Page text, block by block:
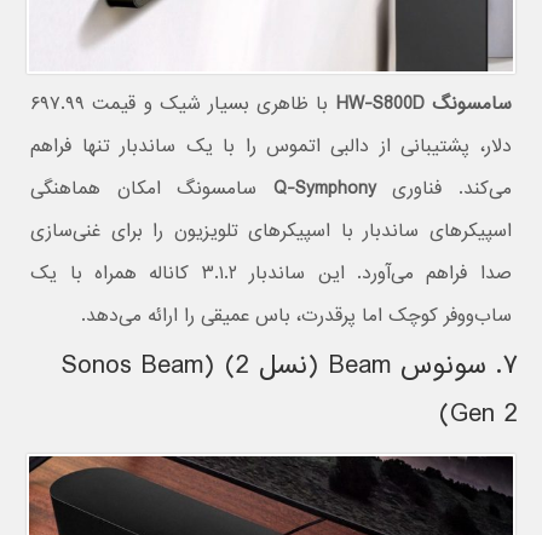
سامسونگ HW-S800D
با ظاهری بسیار شیک و قیمت ۶۹۷.۹۹
دلار، پشتیبانی از دالبی اتموس را با یک ساندبار تنها فراهم
می‌کند. فناوریQ-Symphony سامسونگ امکان هماهنگی
اسپیکرهای ساندبار با اسپیکرهای تلویزیون را برای غنی‌سازی
صدا فراهم می‌آورد. این ساندبار ۳.۱.۲ کاناله همراه با یک
ساب‌ووفر کوچک اما پرقدرت، باس عمیقی را ارائه می‌دهد.
۷. سونوس Beam (نسل 2) (Sonos Beam
Gen 2)